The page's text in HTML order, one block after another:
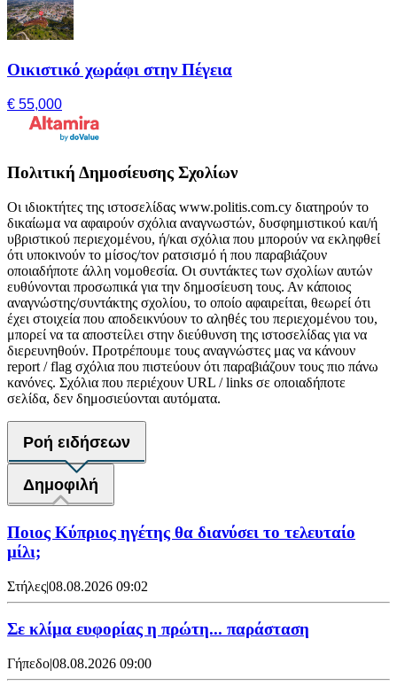
Οικιστικό χωράφι στην Πέγεια
€ 55,000
Πολιτική Δημοσίευσης Σχολίων
Οι ιδιοκτήτες της ιστοσελίδας www.politis.com.cy διατηρούν το
δικαίωμα να αφαιρούν σχόλια αναγνωστών, δυσφημιστικού και/ή
υβριστικού περιεχομένου, ή/και σχόλια που μπορούν να εκληφθεί
ότι υποκινούν το μίσος/τον ρατσισμό ή που παραβιάζουν
οποιαδήποτε άλλη νομοθεσία. Οι συντάκτες των σχολίων αυτών
ευθύνονται προσωπικά για την δημοσίευση τους. Αν κάποιος
αναγνώστης/συντάκτης σχολίου, το οποίο αφαιρείται, θεωρεί ότι
έχει στοιχεία που αποδεικνύουν το αληθές του περιεχομένου του,
μπορεί να τα αποστείλει στην διεύθυνση της ιστοσελίδας για να
διερευνηθούν. Προτρέπουμε τους αναγνώστες μας να κάνουν
report / flag σχόλια που πιστεύουν ότι παραβιάζουν τους πιο πάνω
κανόνες. Σχόλια που περιέχουν URL / links σε οποιαδήποτε
σελίδα, δεν δημοσιεύονται αυτόματα.
Ροή ειδήσεων
Δημοφιλή
Ποιος Κύπριος ηγέτης θα διανύσει το τελευταίο
μίλι;
Στήλες|08.08.2026 09:02
Σε κλίμα ευφορίας η πρώτη... παράσταση
Γήπεδο|08.08.2026 09:00